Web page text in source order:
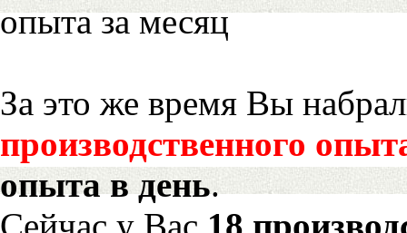
опыта за месяц
За это же время Вы
производственного
опыта в день.
Сейчас у Вас 18